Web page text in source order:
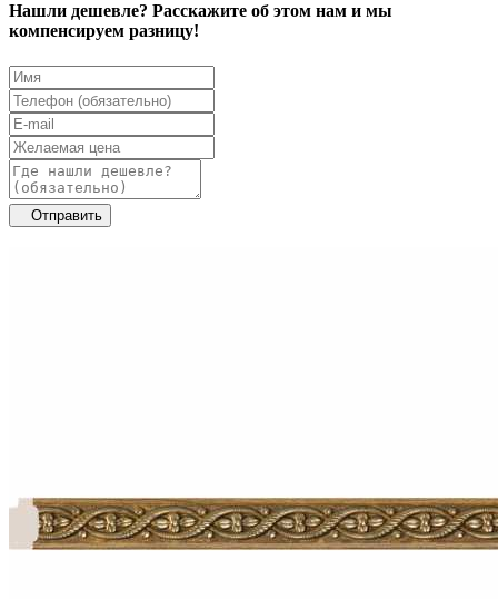
Нашли дешевле? Расскажите об этом нам и мы
компенсируем разницу!
Отправить